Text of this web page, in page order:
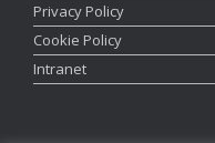
Privacy Policy
Cookie Policy
Intranet